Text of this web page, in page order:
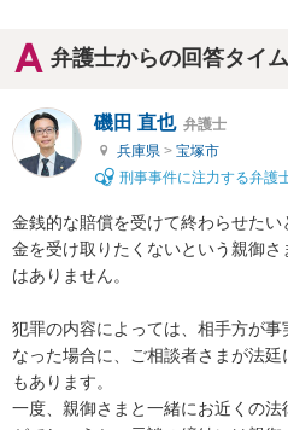
弁護士からの回答タイ
磯田 直也 弁護士
兵庫県 > 宝塚市
刑事事件に注力する弁護
金銭的な賠償を受けて終わらせた
金を受け取りたくないという親御
はありません。
犯罪の内容によっては、相手方が
なった場合に、ご相談者さまが法
もあります。
一度、親御さまと一緒にお近くの